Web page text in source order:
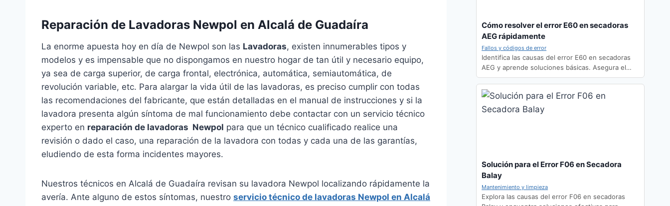
Reparación de Lavadoras Newpol en Alcalá de Guadaíra
La enorme apuesta hoy en día de Newpol son las Lavadoras, existen innumerables tipos y
modelos y es impensable que no dispongamos en nuestro hogar de tan útil y necesario equipo,
ya sea de carga superior, de carga frontal, electrónica, automática, semiautomática, de
revolución variable, etc. Para alargar la vida útil de las lavadoras, es preciso cumplir con todas
las recomendaciones del fabricante, que están detalladas en el manual de instrucciones y si la
lavadora presenta algún síntoma de mal funcionamiento debe contactar con un servicio técnico
experto en reparación de lavadoras Newpol para que un técnico cualificado realice una
revisión o dado el caso, una reparación de la lavadora con todas y cada una de las garantías,
eludiendo de esta forma incidentes mayores.
Nuestros técnicos en Alcalá de Guadaíra revisan su lavadora Newpol localizando rápidamente la
avería. Ante alguno de estos síntomas, nuestro servicio técnico de lavadoras Newpol en Alcalá
Cómo resolver el error E60 en secadoras
AEG rápidamente
Fallos y códigos de error
Identifica las causas del error E60 en secadoras
AEG y aprende soluciones básicas. Asegura el…
Solución para el Error F06 en Secadora
Balay
Mantenimiento y limpieza
Explora las causas del error F06 en secadoras